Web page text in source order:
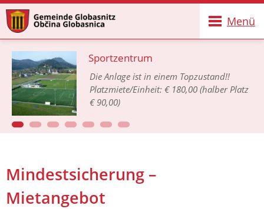
Menü
Sportzentrum
Die Anlage ist in einem Topzustand!!
Platzmiete/Einheit: € 180,00 (halber Platz
€ 90,00)
Mindestsicherung –
Mietangebot